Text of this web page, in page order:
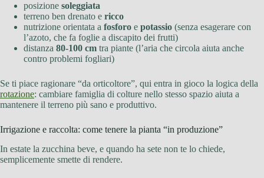
posizione soleggiata
terreno ben drenato e ricco
nutrizione orientata a fosforo e potassio (senza esagerare con
l’azoto, che fa foglie a discapito dei frutti)
distanza 80-100 cm tra piante (l’aria che circola aiuta anche
contro problemi fogliari)
Se ti piace ragionare “da orticoltore”, qui entra in gioco la logica della
rotazione: cambiare famiglia di colture nello stesso spazio aiuta a
mantenere il terreno più sano e produttivo.
Irrigazione e raccolta: come tenere la pianta “in produzione”
In estate la zucchina beve, e quando ha sete non te lo chiede,
semplicemente smette di rendere.